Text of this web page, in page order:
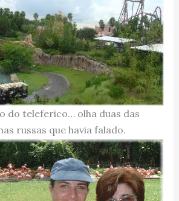
do teleferico… olha duas das
russas que havia falado.